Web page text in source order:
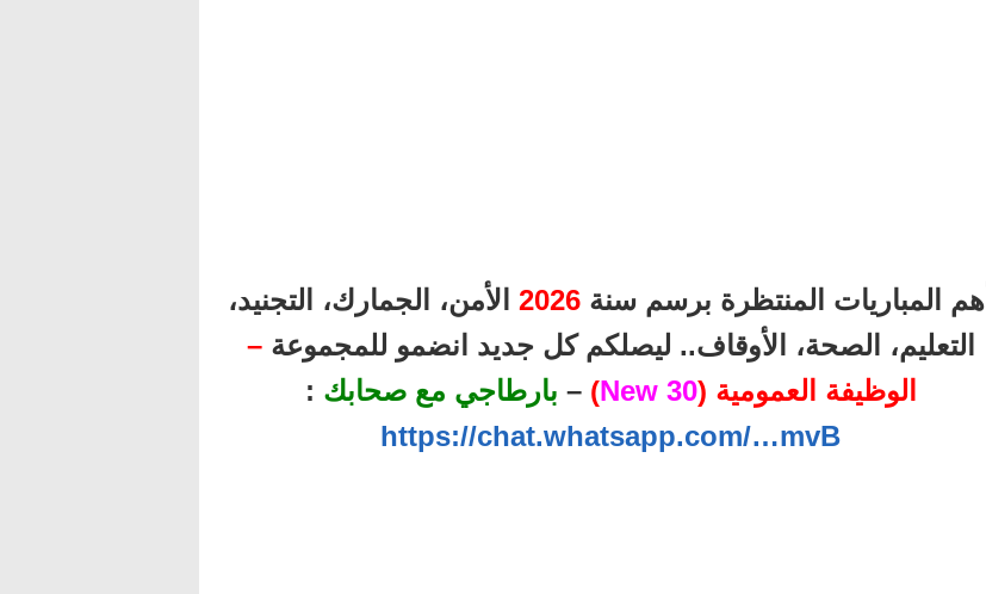
أهم المباريات المنتظرة برسم سنة 2026 الأمن، الجمارك، التجنيد،
التعليم، الصحة، الأوقاف.. ليصلكم كل جديد انضمو للمجموعة–
الوظيفة العمومية (30 New
)
– بارطاجي مع صحابك :
https://chat.whatsapp.com/…mvB